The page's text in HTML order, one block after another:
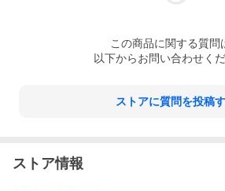
かげ・シシリア
油彩
良好
この商品に関する質問
以下からお問い合わせくだ
ストアに質問を投稿
ストア情報